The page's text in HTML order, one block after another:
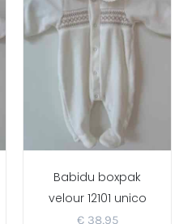
Babidu boxpak
velour 12101 unico
€38,95